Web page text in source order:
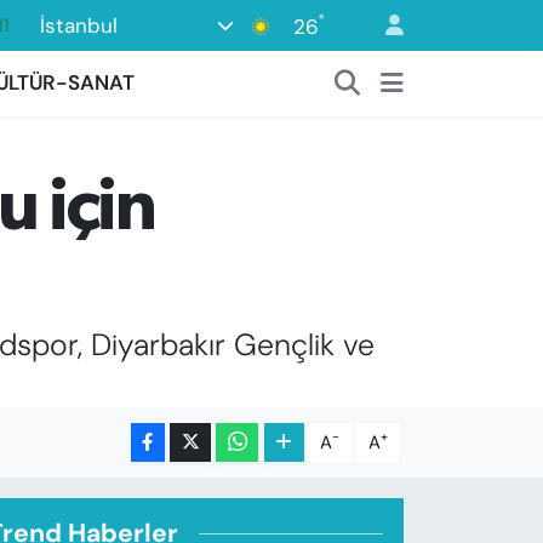
İstanbul 26°
SANAT
için
Diyarbakır Gençlik ve
A- A+
Haberler